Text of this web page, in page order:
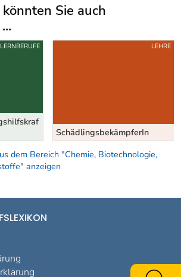
Sie auch
SchädlingsbekämpferIn
LEHRE
dem Bereich "Chemie, Biotechnologie,
anzeigen